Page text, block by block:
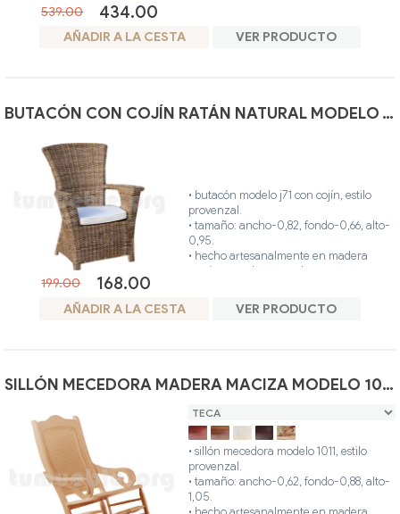
539.00 434.00
teca, wengue, blanco, gris, avellana.
• posibilidad otro color.
AÑADIR A LA CESTA VER PRODUCTO
BUTACÓN CON COJÍN RATÁN NATURAL MODELO J715
199.00 168.00
• butacón modelo j71 con cojín, estilo
provenzal.
• tamaño: ancho-0,82, fondo-0,66, alto-
0,95.
• hecho artesanalmente en madera
maciza y ratán natural.
AÑADIR A LA CESTA VER PRODUCTO
SILLÓN MECEDORA MADERA MACIZA MODELO 1011
• sillón mecedora modelo 1011, estilo
provenzal.
• tamaño: ancho-0,62, fondo-0,88, alto-
1,05.